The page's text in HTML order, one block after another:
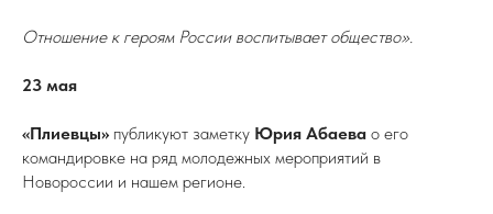
Отношение к героям России воспитывает общество».
23 мая
«Плиевцы» публикуют заметку Юрия Абаева о его
командировке на ряд молодежных мероприятий в
Новороссии и нашем регионе.